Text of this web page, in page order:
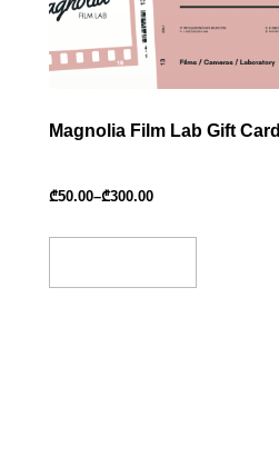
Magnolia Film Lab Gift Card
₾50.00–₾300.00